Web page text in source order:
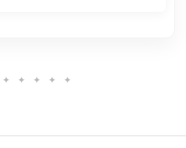
✦ ✦ ✦ ✦ ✦